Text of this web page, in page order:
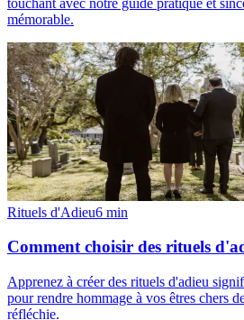
mémorable.
Rituels d'Adieu6 min
Comment choisir des rituels
Apprenez à créer des rituels d'adieu
pour rendre hommage à vos êtres chers
réfléchie.